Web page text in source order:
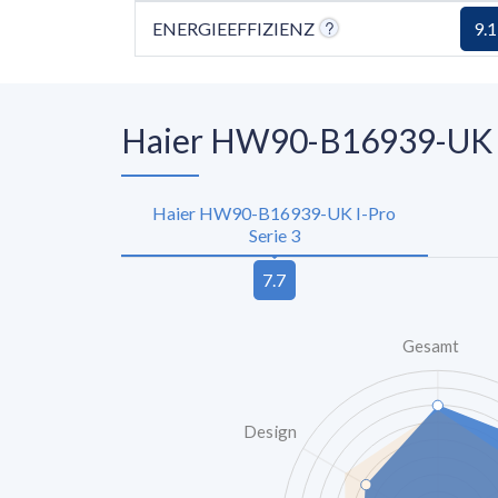
ENERGIEEFFIZIENZ 9.1
Haier HW90-B16939-
Haier HW90-B16939-UK I-Pro
Serie 3
Gesamt
Design